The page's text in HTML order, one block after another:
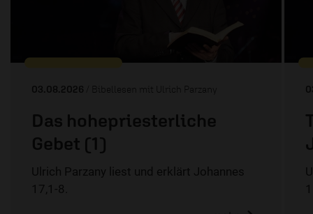
03.08.2026 / Bibellesen mit Ulrich Parzany
Das hohepriesterliche
Gebet (1)
Ulrich Parzany liest und erklärt Johannes
17,1-8.